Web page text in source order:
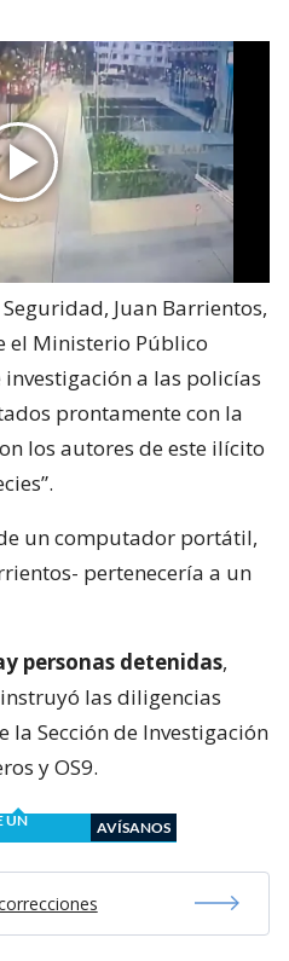
Juan Barrientos,
el Ministerio Público
a las policías
prontamente con la
los autores de este ilícito
un computador portátil,
pertenecería a un
personas detenidas,
las diligencias
la Sección de Investigación
y OS9.
UN
AVÍSANOS